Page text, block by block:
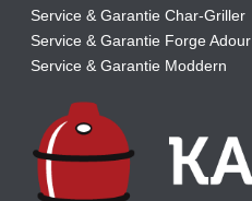
Service & Garantie Char-Griller
Service & Garantie Forge Adour
Service & Garantie Moddern